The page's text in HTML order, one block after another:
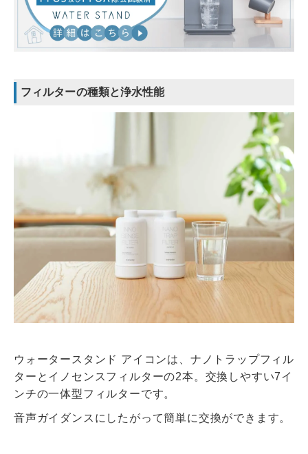
フィルターの種類と浄水性能
ウォータースタンド アイコンは、ナノトラップフィル
ターとイノセンスフィルターの2本。交換しやすい7イ
ンチの一体型フィルターです。
音声ガイダンスにしたがって簡単に交換ができます。